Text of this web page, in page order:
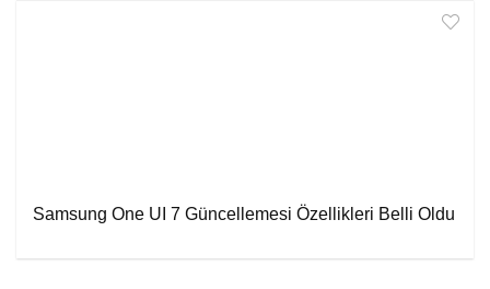
Samsung One UI 7 Güncellemesi Özellikleri Belli Oldu